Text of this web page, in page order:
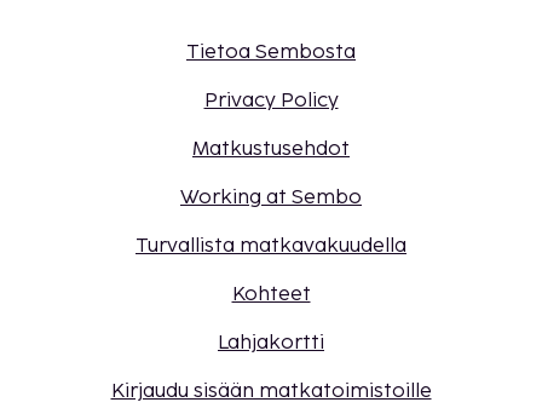
Tietoa Sembosta
Privacy Policy
Matkustusehdot
Working at Sembo
Turvallista matkavakuudella
Kohteet
Lahjakortti
Kirjaudu sisään matkatoimistoille